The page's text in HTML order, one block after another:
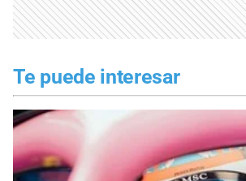
Te puede interesar